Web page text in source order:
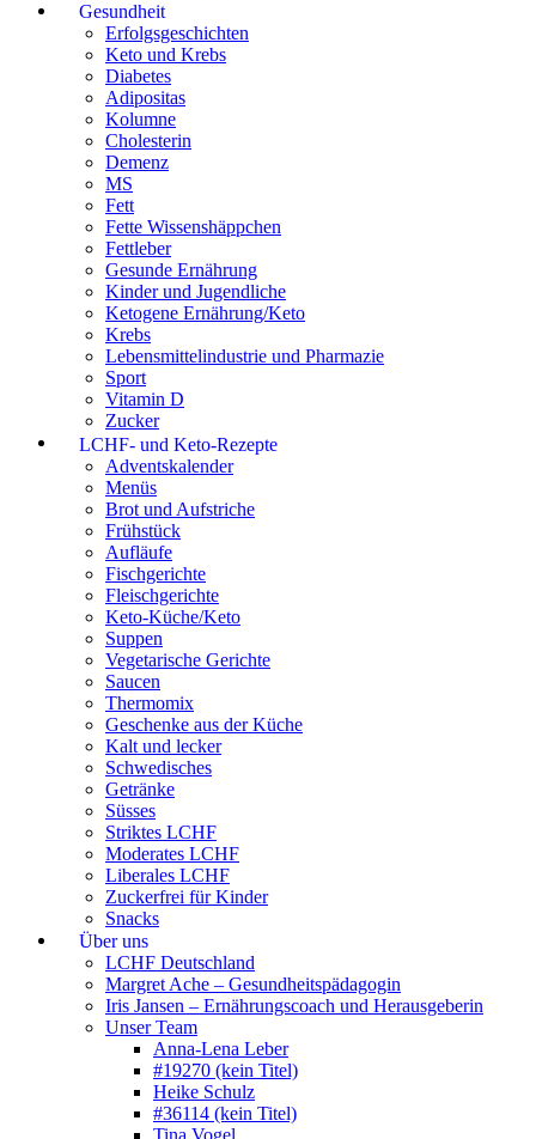
Gesundheit
Erfolgsgeschichten
Keto und Krebs
Diabetes
Adipositas
Kolumne
Cholesterin
Demenz
MS
Fett
Fette Wissenshäppchen
Fettleber
Gesunde Ernährung
Kinder und Jugendliche
Ketogene Ernährung/Keto
Krebs
Lebensmittelindustrie und Pharmazie
Sport
Vitamin D
Zucker
LCHF- und Keto-Rezepte
Adventskalender
Menüs
Brot und Aufstriche
Frühstück
Aufläufe
Fischgerichte
Fleischgerichte
Keto-Küche/Keto
Suppen
Vegetarische Gerichte
Saucen
Thermomix
Geschenke aus der Küche
Kalt und lecker
Schwedisches
Getränke
Süsses
Striktes LCHF
Moderates LCHF
Liberales LCHF
Zuckerfrei für Kinder
Snacks
Über uns
LCHF Deutschland
Margret Ache – Gesundheitspädagogin
Iris Jansen – Ernährungscoach und Herausgeberin
Unser Team
Anna-Lena Leber
#19270 (kein Titel)
Heike Schulz
#36114 (kein Titel)
Tina Vogel